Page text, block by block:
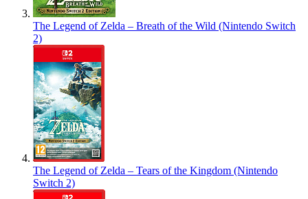
The Legend of Zelda – Breath of the Wild (Nintendo Switch
2)
The Legend of Zelda – Tears of the Kingdom (Nintendo
Switch 2)